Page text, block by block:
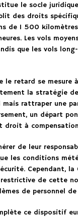
le socle
des droits
de 1 500
Les vols
que les vols
le retard se mesure
la stratégie
rattraper une
un départ
droit à
de leur
les conditions
Cependant, la
de cette
de personnel
ce dispositif